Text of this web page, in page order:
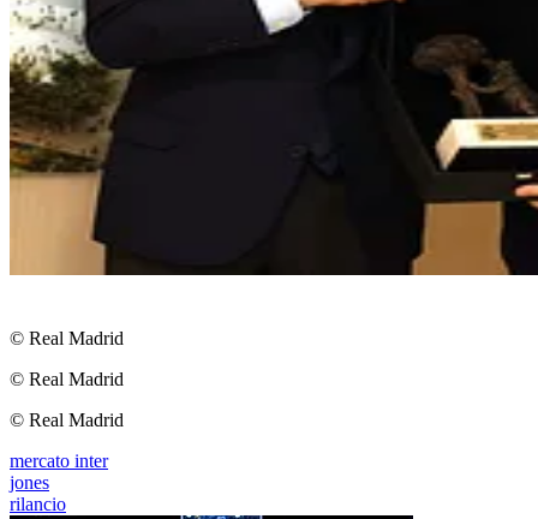
© Real Madrid
© Real Madrid
© Real Madrid
mercato inter
jones
rilancio